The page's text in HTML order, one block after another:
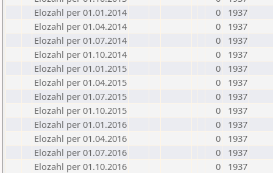
Elozahl per 01.01.2014
0
1937
Elozahl per 01.04.2014
0
1937
Elozahl per 01.07.2014
0
1937
Elozahl per 01.10.2014
0
1937
Elozahl per 01.01.2015
0
1937
Elozahl per 01.04.2015
0
1937
Elozahl per 01.07.2015
0
1937
Elozahl per 01.10.2015
0
1937
Elozahl per 01.01.2016
0
1937
Elozahl per 01.04.2016
0
1937
Elozahl per 01.07.2016
0
1937
Elozahl per 01.10.2016
0
1937